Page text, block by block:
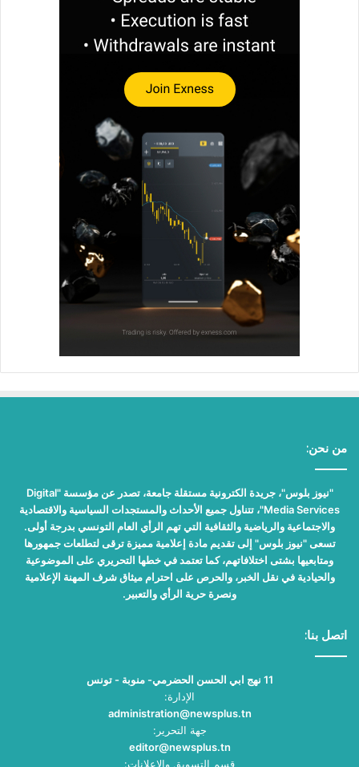
من نحن:
"نيوز بلوس"، جريدة الكترونية مستقلة جامعة، تصدر عن مؤسسة "Digital
Media Services"، تتناول جميع الأحداث والمستجدات السياسية والاقتصادية
والاجتماعية والرياضية والثقافية التي تهم الرأي العام التونسي بدرجة أولى.
تسعى "نيوز بلوس" إلى تقديم مادة إعلامية مميزة ترقى لتطلعات جمهورها
ومتابعيها بشتى اختلافاتهم، كما تعتمد في خطها التحريري على الموضوعية
والحيادية في نقل الخبر، والحرص على احترام ميثاق شرف المهنة الإعلامية
ونصرة حرية الرأي والتعبير.
اتصل بنا:
11 نهج ابي الحسن الحضرمي- منوبة - تونس
الإدارة:
administration@newsplus.tn
جهة التحرير:
editor@newsplus.tn
قسم التسويق والاعلانات: